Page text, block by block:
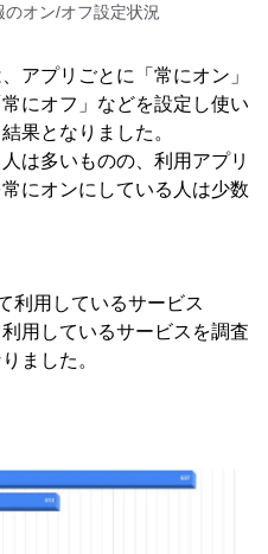
オン/オフ設定状況
アプリごとに「常にオン」
にオフ」などを設定し使い
果となりました。
は多いものの、利用アプリ
にオンにしている人は少数
利用しているサービス
用しているサービスを調査
ました。